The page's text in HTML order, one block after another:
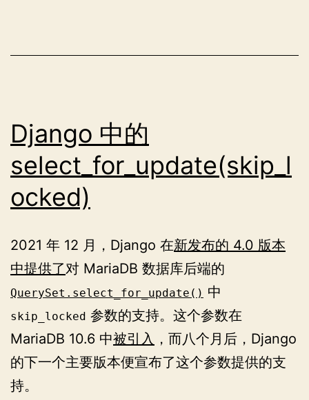
Django 中的
select_for_update(skip_l
ocked)
2021 年 12 月，Django 在新发布的 4.0 版本
中提供了对 MariaDB 数据库后端的
QuerySet.select_for_update() 中
skip_locked 参数的支持。这个参数在
MariaDB 10.6 中被引入 ，而八个月后，Django
的下一个主要版本便宣布了这个参数提供的支
持。